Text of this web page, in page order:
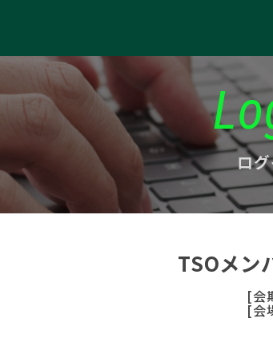
ロ
TSOメン
[会
[会